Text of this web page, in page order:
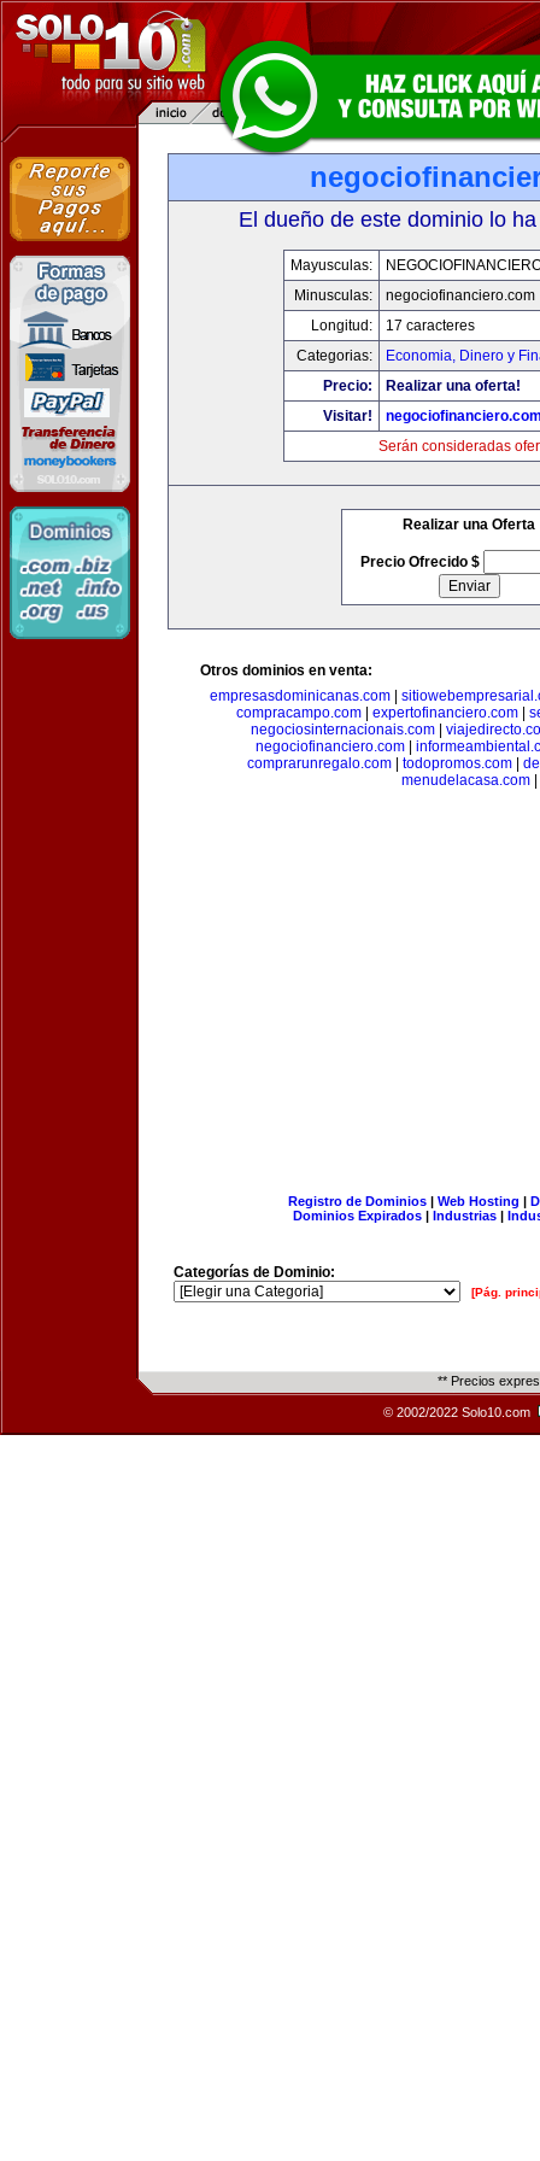
El dueño de este dominio lo
Mayusculas:
Minusculas:
negociofinanciero.com
Longitud:
17 caracteres
Categorias:
Economia, Dinero y
Precio:
Realizar una oferta!
Visitar!
Serán consideradas
Realizar una Oferta
Precio Ofrecido $
Otros dominios en venta:
empresasdominicanas.com|
compracampo.com| expertofinanciero.com|
negociosinternacionais.com
negociofinanciero.com
comprarunregalo.com| todopromos.com|
menudelacasa.com|
Registro de Dominios| Web Hosting |
Dominios Expirados | Industrias |
Categorías de Dominio:
[Pág.
** Precios
© 2002/2022 Solo10.com